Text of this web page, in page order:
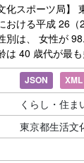
化スポーツ局】
おける平成 26（
別は、 女性が
は 40 歳代が最
JSON XML
くらし・住ま
東京都生活文